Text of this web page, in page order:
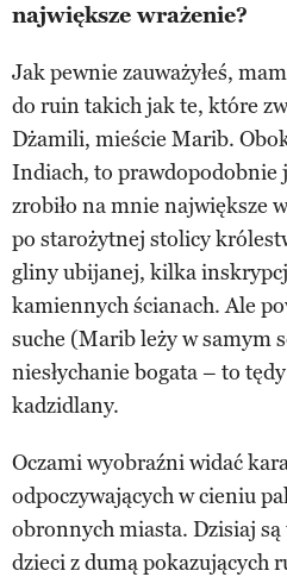
największe wrażenie?
Jak pewnie zauważyłeś,
do ruin takich jak te, które
Dżamili, mieście Marib.
Indiach, to
zrobiło na mnie największe
po starożytnej stolicy
gliny ubijanej, kilka
kamiennych ścianach. Ale
suche (Marib leży w samym
niesłychanie bogata – to
kadzidlany.
Oczami wyobraźni widać
odpoczywających w cieniu
obronnych miasta. Dzisiaj
dzieci z dumą pokazujących